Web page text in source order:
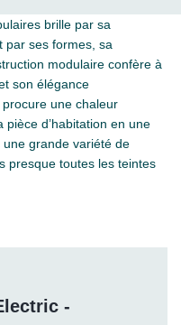
brille par sa
par ses formes, sa
modulaire confère à
son élégance
une chaleur
d’habitation en une
grande variété de
presque toutes les teintes
-